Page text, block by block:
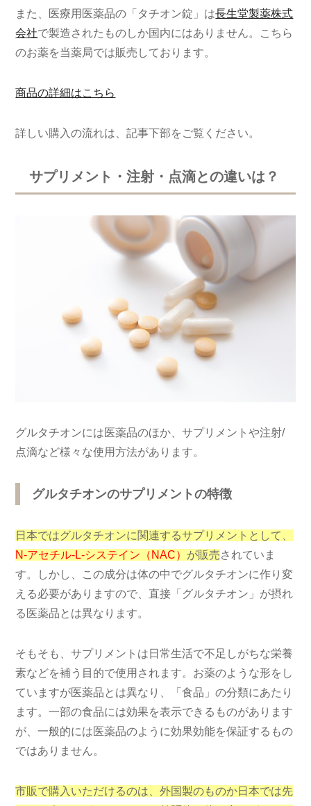
また、医療用医薬品の「タチオン錠」は長生堂製薬株式
会社で製造されたものしか国内にはありません。こちら
のお薬を当薬局では販売しております。
商品の詳細はこちら
詳しい購入の流れは、記事下部をご覧ください。
サプリメント・注射・点滴との違いは？
グルタチオンには医薬品のほか、サプリメントや注射/
点滴など様々な使用方法があります。
グルタチオンのサプリメントの特徴
日本ではグルタチオンに関連するサプリメントとして、
N-アセチル-L-システイン（NAC） が販売されていま
す。しかし、この成分は体の中でグルタチオンに作り変
える必要がありますので、直接「グルタチオン」が摂れ
る医薬品とは異なります。
そもそも、サプリメントは日常生活で不足しがちな栄養
素などを補う目的で使用されます。お薬のような形をし
ていますが医薬品とは異なり、「食品」の分類にあたり
ます。一部の食品には効果を表示できるものがあります
が、一般的には医薬品のように効果効能を保証するもの
ではありません。
市販で購入いただけるのは、外国製のものか日本では先